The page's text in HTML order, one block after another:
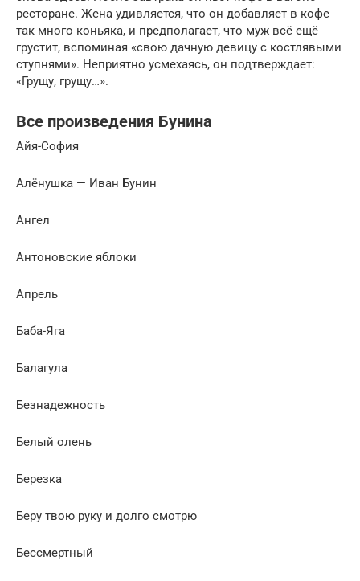
ресторане. Жена удивляется, что он добавляет в кофе
так много коньяка, и предполагает, что муж всё ещё
грустит, вспоминая «свою дачную девицу с костлявыми
ступнями». Неприятно усмехаясь, он подтверждает:
«Грущу, грущу…».
Все произведения Бунина
Айя-София
Алёнушка — Иван Бунин
Ангел
Антоновские яблоки
Апрель
Баба-Яга
Балагула
Безнадежность
Белый олень
Березка
Беру твою руку и долго смотрю
Бессмертный